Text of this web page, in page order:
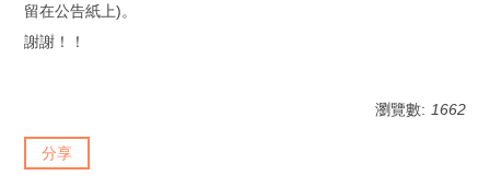
留在公告紙上)。
謝謝！！
瀏覽數: 1662
分享